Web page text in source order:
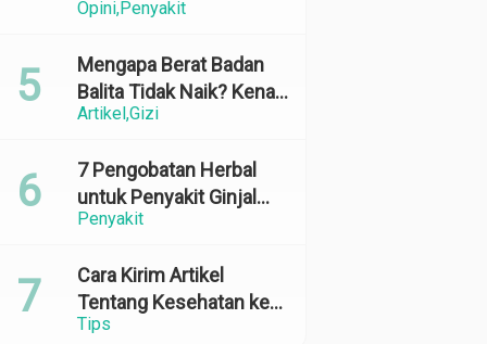
Opini Penyakit
Perubahan Cuaca yang
ArtikelGizi
Mengapa Berat Badan
Balita Tidak Naik? Kenali
Penyebab dan Solusinya
Penyakit
7 Pengobatan Herbal
untuk Penyakit Ginjal
yang Terbukti Efektif
Tips
Cara Kirim Artikel
Tentang Kesehatan ke
Media Online: 100%